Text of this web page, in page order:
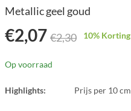
Metallic geel goud
€2,07 €2,30 10% Korting
Op voorraad
Highlights: Prijs per 10